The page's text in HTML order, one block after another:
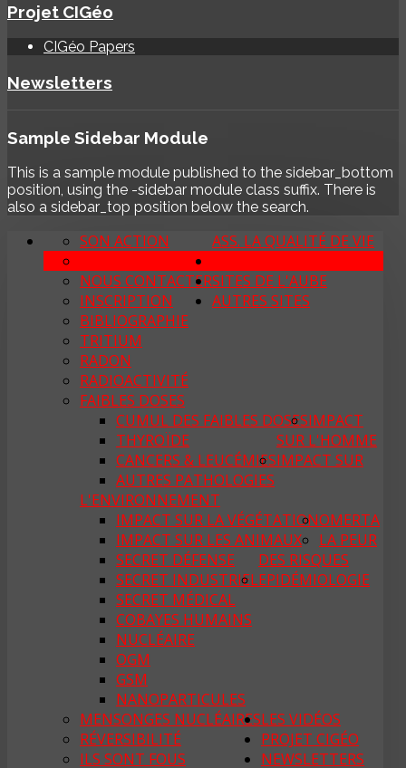
Projet CIGéo
CIGéo Papers
Newsletters
Sample Sidebar Module
This is a sample module published to the sidebar_bottom
position, using the -sidebar module class suffix. There is
also a sidebar_top position below the search.
ASS. LA QUALITÉ DE VIE
SON ACTION
NOUS SOUTENIR
NOUS CONTACTER
INSCRIPTION
BIBLIOGRAPHIE
TRITIUM
RADON
RADIOACTIVITÉ
FAIBLES DOSES
CUMUL DES FAIBLES DOSESIMPACT
SUR L'HOMME
THYROÏDE
CANCERS & LEUCÉMIES
AUTRES PATHOLOGIES
IMPACT SUR
L'ENVIRONNEMENT
IMPACT SUR LA VÉGÉTATION
IMPACT SUR LES ANIMAUX
OMERTA
SECRET DÉFENSE
SECRET INDUSTRIEL
SECRET MÉDICAL
COBAYES HUMAINS
LA PEUR
DES RISQUES
NUCLÉAIRE
OGM
GSM
NANOPARTICULES
EPIDÉMIOLOGIE
MENSONGES NUCLÉAIRES
RÉVERSIBILITÉ
ILS SONT FOUS
SITES DE L'AUBE
AUTRES SITES
LES VIDÉOS
PROJET CIGÉO
NEWSLETTERS